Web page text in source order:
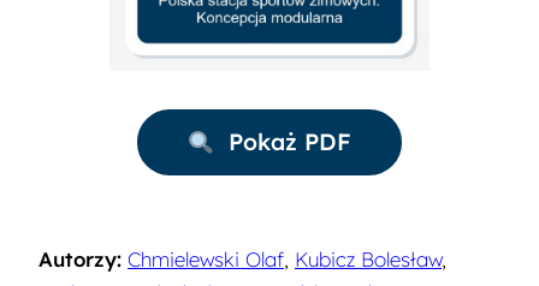
Pokaż PDF
Autorzy: Chmielewski Olaf, Kubicz Bolesław,